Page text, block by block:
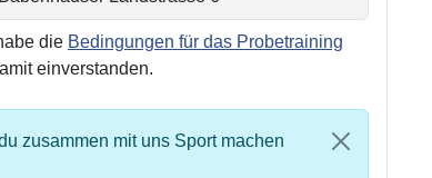
die Bedingungen für das Probetraining
einverstanden.
zusammen mit uns Sport machen